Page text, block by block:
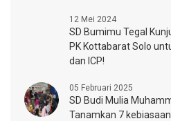
12 Mei 2024
SD Bumimu Tegal
PK Kottabarat Solo
dan ICP!
05 Februari 2025
SD Budi Mulia
Tanamkan 7